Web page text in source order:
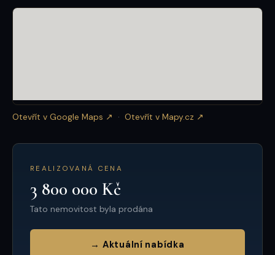
Otevřít v Google Maps ↗ · Otevřít v Mapy.cz ↗
REALIZOVANÁ CENA
3 800 000 Kč
Tato nemovitost byla prodána
→ Aktuální nabídka